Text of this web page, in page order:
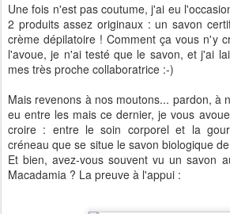
Une fois n'est pas coutume, j'ai eu
2 produits assez originaux : un savon
crème dépilatoire ! Comment ça vous n'y
l'avoue, je n'ai testé que le savon, et j'ai
mes très proche collaboratrice :-)
Mais revenons à nos moutons... pardon, à
eu entre les mais ce dernier, je vous
croire : entre le soin corporel et la
créneau que se situe le savon biologique de
Et bien, avez-vous souvent vu un savon
Macadamia ? La preuve à l'appui :